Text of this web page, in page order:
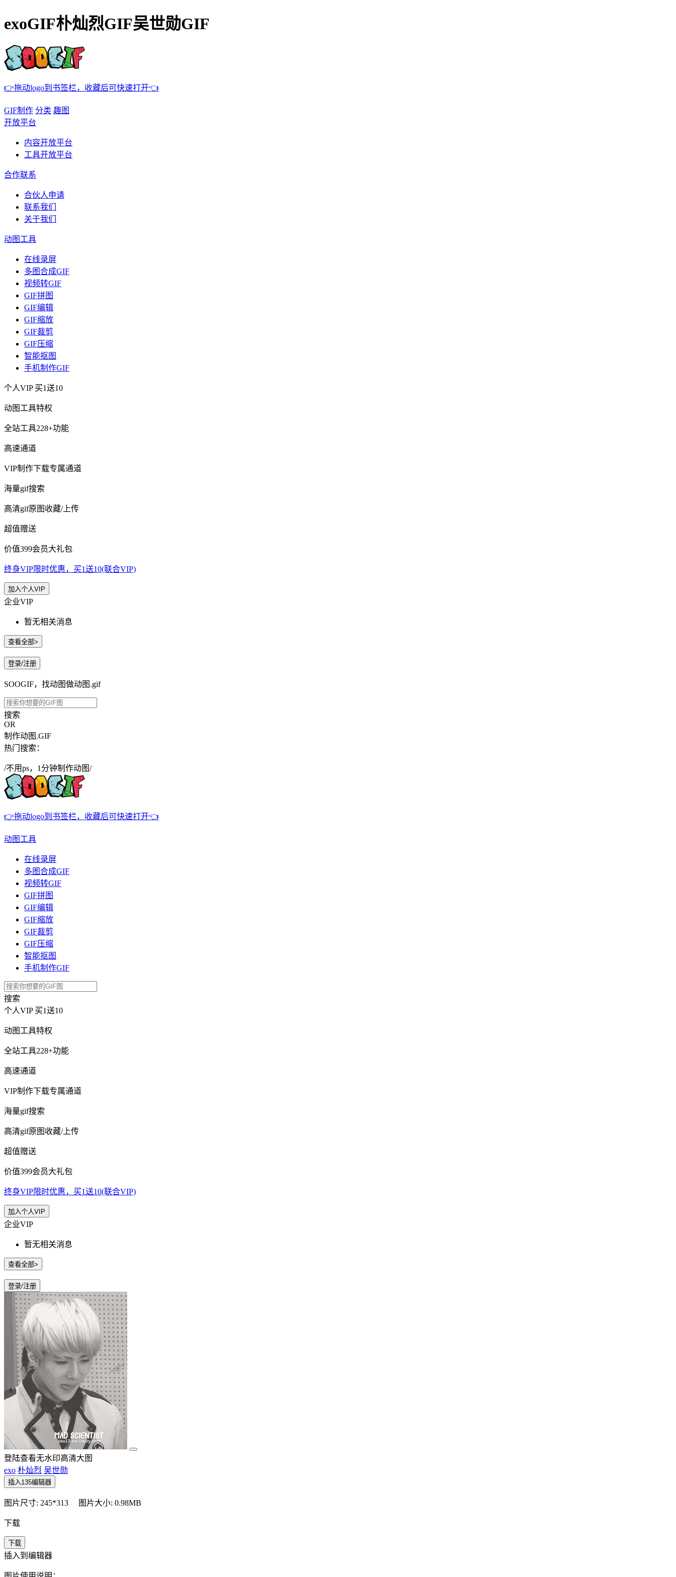
exoGIF朴灿烈GIF吴世勋GIF
👉拖动logo到书签栏，收藏后可快速打开👈
GIF制作 分类 趣图
开放平台
内容开放平台
工具开放平台
合作联系
合伙人申请
联系我们
关于我们
动图工具
在线录屏
多图合成GIF
视频转GIF
GIF拼图
GIF编辑
GIF缩放
GIF裁剪
GIF压缩
智能抠图
手机制作GIF
个人VIP 买1送10
动图工具特权
全站工具228+功能
高速通道
VIP制作下载专属通道
海量gif搜索
高清gif原图收藏/上传
超值赠送
价值399会员大礼包
终身VIP限时优惠，买1送10(联合VIP)
加入个人VIP
企业VIP
暂无相关消息
查看全部>
登录/注册
SOOGIF，找动图做动图.gif
搜索
OR
制作动图.GIF
热门搜索：
/不用ps，1分钟制作动图/
👉拖动logo到书签栏，收藏后可快速打开👈
动图工具
在线录屏
多图合成GIF
视频转GIF
GIF拼图
GIF编辑
GIF缩放
GIF裁剪
GIF压缩
智能抠图
手机制作GIF
搜索
个人VIP 买1送10
动图工具特权
全站工具228+功能
高速通道
VIP制作下载专属通道
海量gif搜索
高清gif原图收藏/上传
超值赠送
价值399会员大礼包
终身VIP限时优惠，买1送10(联合VIP)
加入个人VIP
企业VIP
暂无相关消息
查看全部>
登录/注册
登陆查看无水印高清大图
exo 朴灿烈 吴世勋
插入135编辑器
图片尺寸: 245*313 图片大小: 0.98MB
下载
下载
插入到编辑器